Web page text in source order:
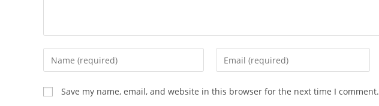
Enter
your
name
or
Enter
your
Save my name, email, and website in this browser for the next time I comment.